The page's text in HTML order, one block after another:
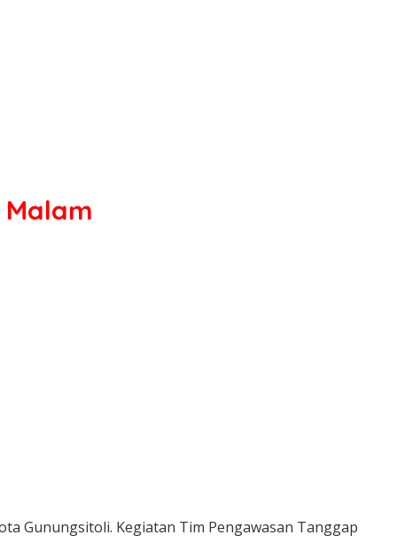
Gunungsitoli. Kegiatan Tim Pengawasan Tanggap